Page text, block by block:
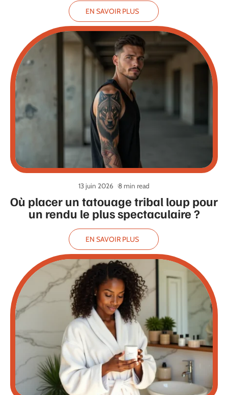
EN SAVOIR PLUS
Où placer un tatouage tribal loup pour
un rendu le plus spectaculaire ?
13 juin 2026 8 min read
EN SAVOIR PLUS